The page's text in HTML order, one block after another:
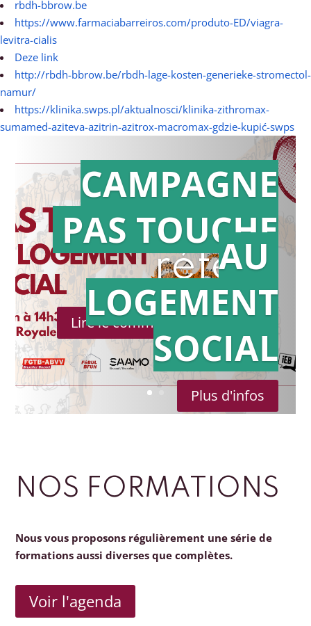
rbdh-bbrow.be
https://www.farmaciabarreiros.com/produto-ED/viagra-
levitra-cialis
Deze link
http://rbdh-bbrow.be/rbdh-lage-kosten-generieke-stromectol-
namur/
https://klinika.swps.pl/aktualnosci/klinika-zithromax-
sumamed-aziteva-azitrin-azitrox-macromax-gdzie-kupić-swps
Action en
référé
Lire le communiqué de presse
CAMPAGNE
PAS TOUCHE
AU
LOGEMENT
SOCIAL
Plus d'infos
NOS FORMATIONS
Nous vous proposons régulièrement une série de
formations aussi diverses que complètes.
Voir l'agenda